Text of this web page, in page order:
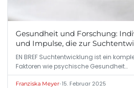
Gesundheit und Forschung:
und Impulse, die zur
EN BREF Suchtentwicklung ist ein
Faktoren wie psychische Gesundheit…
Franziska Meyer•15. Februar 2025